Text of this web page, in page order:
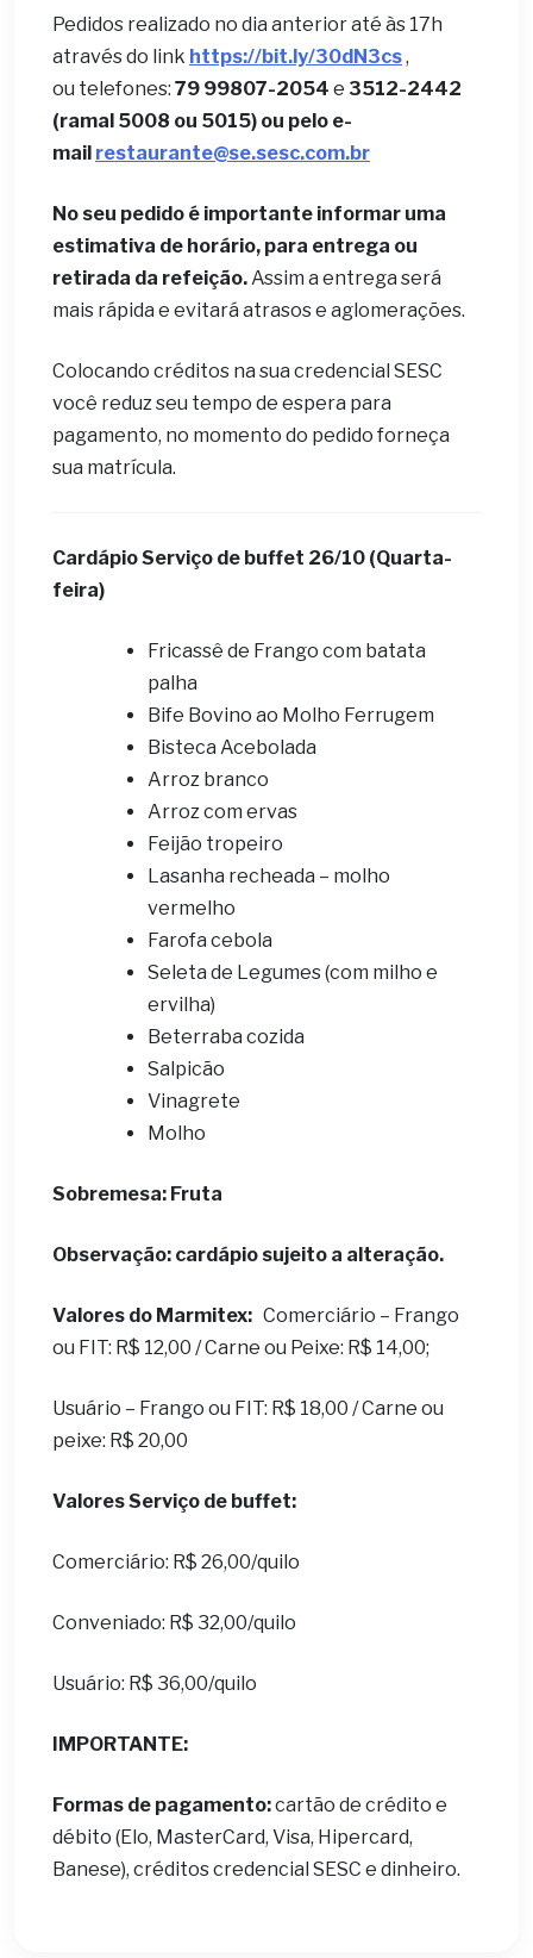
Pedidos realizado no dia anterior até às 17h
através do link https://bit.ly/30dN3cs,
ou telefones: 79 99807-2054 e 3512-2442
(ramal 5008 ou 5015) ou pelo e-
mail restaurante@se.sesc.com.br
No seu pedido é importante informar uma
estimativa de horário, para entrega ou
retirada da refeição.Assim a entrega será
mais rápida e evitará atrasos e aglomerações.
Colocando créditos na sua credencial SESC
você reduz seu tempo de espera para
pagamento, no momento do pedido forneça
sua matrícula.
Cardápio ​Serviço de buffet 26/10 (Quarta-
feira)
Fricassê de Frango com batata
palha
Bife Bovino ao Molho Ferrugem
Bisteca Acebolada
Arroz branco
Arroz com ervas
Feijão tropeiro
Lasanha recheada – molho
vermelho
Farofa cebola
Seleta de Legumes (com milho e
ervilha)
Beterraba cozida
Salpicão
Vinagrete
Molho
Sobremesa: Fruta
Observação: cardápio sujeito a alteração.
Valores do Marmitex: Comerciário – Frango
ou FIT: R$ 12,00 / Carne ou Peixe: R$ 14,00;
Usuário – Frango ou FIT: R$ 18,00 / Carne ou
peixe: R$ 20,00
Valores Serviço de buffet:
Comerciário: R$ 26,00/quilo
Conveniado: R$ 32,00/quilo
Usuário: R$ 36,00/quilo
IMPORTANTE:
Formas de pagamento:cartão de crédito e
débito (Elo, MasterCard, Visa, Hipercard,
Banese), créditos credencial SESC e dinheiro.